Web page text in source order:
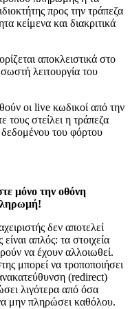
προς την τράπεζα
κείμενα και διακριτικά
αποκλειστικά στο
λειτουργία του
οι live κωδικοί από την
στείλει η τράπεζα
του φόρτου
μόνο την οθόνη
δεν αποτελεί
απλός: τα στοιχεία
να έχουν αλλοιωθεί.
μπορεί να τροποποιήσει
(redirect)
λιγότερα από όσα
μην πληρώσει καθόλου.